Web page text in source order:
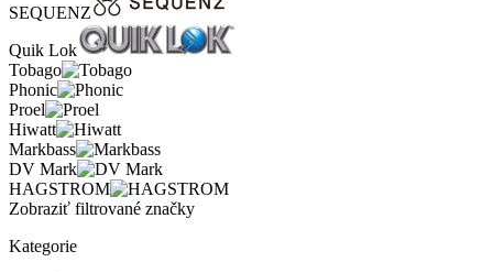
SEQUENZ
Quik Lok
Tobago
Phonic
Proel
Hiwatt
Markbass
DV Mark
HAGSTROM
Zobraziť filtrované značky
Kategorie